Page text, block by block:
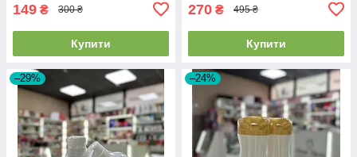
149 ₴ 300 ₴
Купити
270 ₴ 495 ₴
Купити
–29% –24%